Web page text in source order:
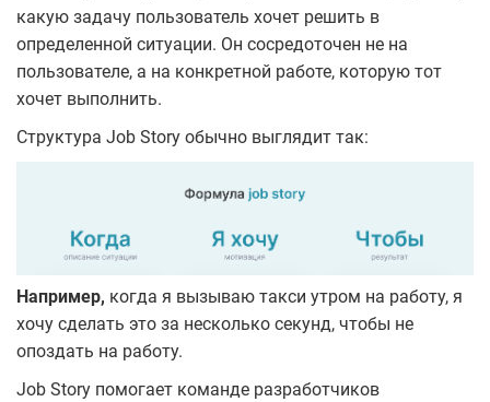
какую задачу пользователь хочет решить в
определенной ситуации. Он сосредоточен не на
пользователе, а на конкретной работе, которую тот
хочет выполнить.
Структура Job Story обычно выглядит так:
Например, когда я вызываю такси утром на работу, я
хочу сделать это за несколько секунд, чтобы не
опоздать на работу.
Job Story помогает команде разработчиков